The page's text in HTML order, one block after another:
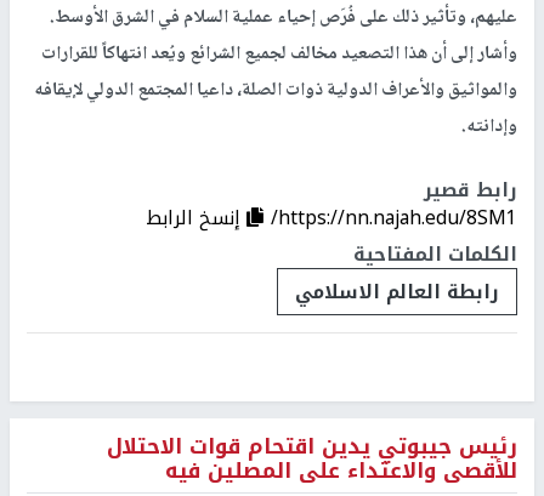
عليهم، وتأثير ذلك على فُرَص إحياء عملية السلام في الشرق الأوسط.
وأشار إلى أن هذا التصعيد مخالف لجميع الشرائع ويُعد انتهاكاً للقرارات
والمواثيق والأعراف الدولية ذوات الصلة، داعيا المجتمع الدولي لإيقافه
وإدانته.
رابط قصير
https://nn.najah.edu/8SM1/
إنسخ الرابط
الكلمات المفتاحية
رابطة العالم الاسلامي
رئيس جيبوتي يدين اقتحام قوات الاحتلال
للأقصى والاعتداء على المصلين فيه